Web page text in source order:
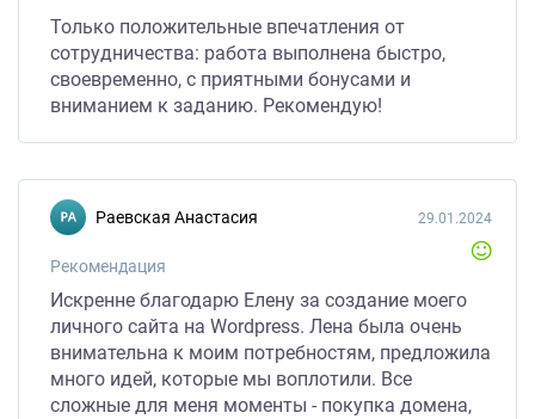
Только положительные впечатления от
сотрудничества: работа выполнена быстро,
своевременно, с приятными бонусами и
вниманием к заданию. Рекомендую!
Раевская Анастасия
Рекомендация
29.01.2024
Искренне благодарю Елену за создание моего
личного сайта на Wordpress. Лена была очень
внимательна к моим потребностям, предложила
много идей, которые мы воплотили. Все
сложные для меня моменты - покупка домена,